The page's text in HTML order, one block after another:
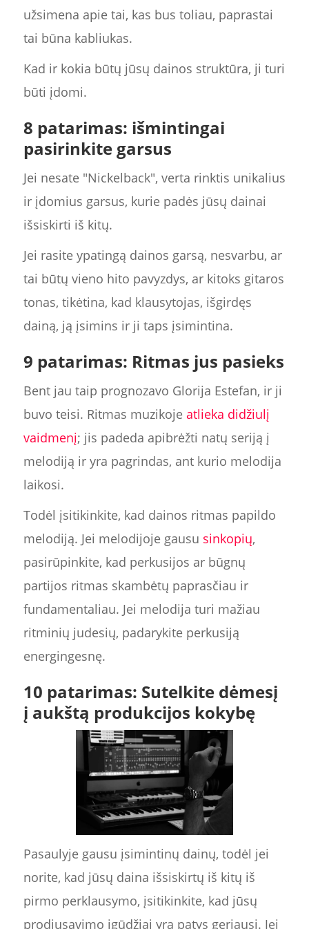
užsimena apie tai, kas bus toliau, paprastai
tai būna kabliukas.
Kad ir kokia būtų jūsų dainos struktūra, ji turi
būti įdomi.
8 patarimas: išmintingai
pasirinkite garsus
Jei nesate "Nickelback", verta rinktis unikalius
ir įdomius garsus, kurie padės jūsų dainai
išsiskirti iš kitų.
Jei rasite ypatingą dainos garsą, nesvarbu, ar
tai būtų vieno hito pavyzdys, ar kitoks gitaros
tonas, tikėtina, kad klausytojas, išgirdęs
dainą, ją įsimins ir ji taps įsimintina.
9 patarimas: Ritmas jus pasieks
Bent jau taip prognozavo Glorija Estefan, ir ji
buvo teisi. Ritmas muzikoje atlieka didžiulį
vaidmenį; jis padeda apibrėžti natų seriją į
melodiją ir yra pagrindas, ant kurio melodija
laikosi.
Todėl įsitikinkite, kad dainos ritmas papildo
melodiją. Jei melodijoje gausu sinkopių,
pasirūpinkite, kad perkusijos ar būgnų
partijos ritmas skambėtų paprasčiau ir
fundamentaliau. Jei melodija turi mažiau
ritminių judesių, padarykite perkusiją
energingesnę.
10 patarimas: Sutelkite dėmesį
į aukštą produkcijos kokybę
Pasaulyje gausu įsimintinų dainų, todėl jei
norite, kad jūsų daina išsiskirtų iš kitų iš
pirmo perklausymo, įsitikinkite, kad jūsų
prodiusavimo įgūdžiai yra patys geriausi. Jei